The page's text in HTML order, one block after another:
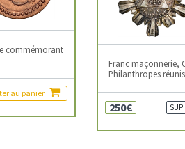
commémorant
au panier
Franc maçonnerie,
Philanthropes
250€ SUP